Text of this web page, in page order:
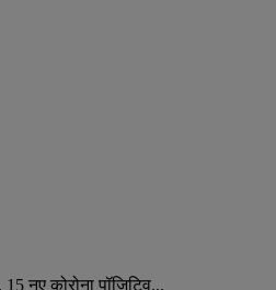
नए कोरोना पॉजिटिव...